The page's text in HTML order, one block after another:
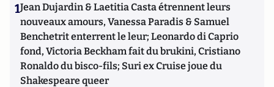
1Jean Dujardin & Laetitia Casta étrennent leurs
nouveaux amours, Vanessa Paradis & Samuel
Benchetrit enterrent le leur; Leonardo di Caprio
fond, Victoria Beckham fait du brukini, Cristiano
Ronaldo du bisco-fils; Suri ex Cruise joue du
Shakespeare queer